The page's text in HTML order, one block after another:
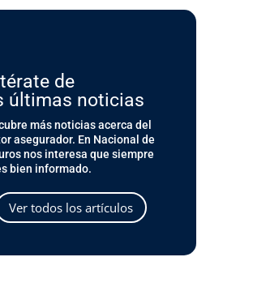
de
últimas noticias
más noticias acerca del
asegurador. En Nacional de
nos interesa que siempre
bien informado.
Ver todos los artículos